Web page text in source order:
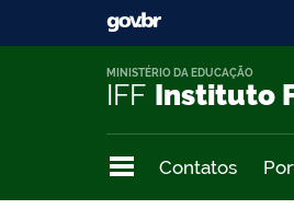
IFF Instituto
MINISTÉRIO DA EDUCAÇÃO
Contatos